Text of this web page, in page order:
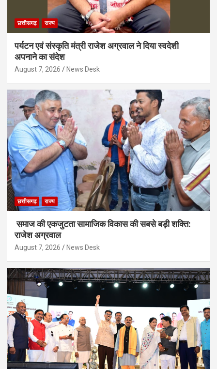
छत्तीसगढ़ राज्य
पर्यटन एवं संस्कृति मंत्री राजेश अग्रवाल ने दिया स्वदेशी
अपनाने का संदेश
August 7, 2026 News Desk
छत्तीसगढ़ राज्य
समाज की एकजुटता सामाजिक विकास की सबसे बड़ी शक्ति:
राजेश अग्रवाल
August 7, 2026 News Desk